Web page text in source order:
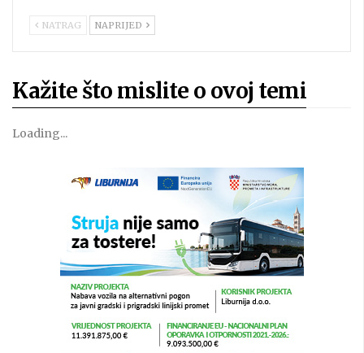
NATRAG NAPRIJED
Kažite što mislite o ovoj temi
Loading...